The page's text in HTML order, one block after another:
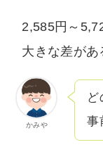
2,585円～
大きな差があ
かみや
ど
事